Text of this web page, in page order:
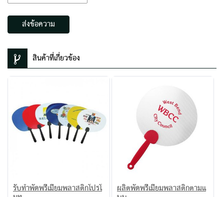
ส่งข้อความ
สินค้าที่เกี่ยวข้อง
รับทำพัดพรีเมี่ยมพลาสติกโปรโ ผลิตพัดพรีเมี่ยมพลาสติกตามแ